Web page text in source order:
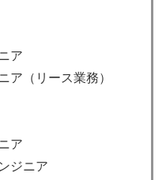
ア
ア（リース業務）
ア
ジニア